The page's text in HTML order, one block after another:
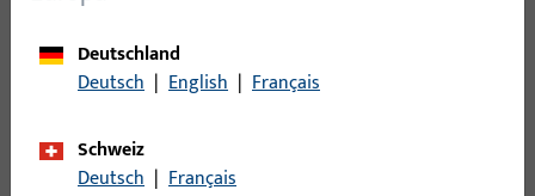
Anmeldung
Preisinformation zu erhalten oder Artikel zu bestellen
Deutschland
Deutsch | English | Français
Schweiz
Deutsch | Français